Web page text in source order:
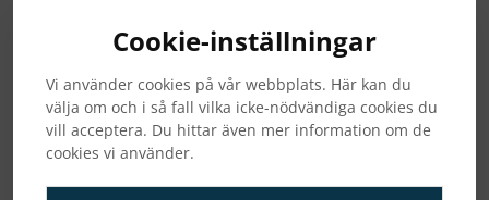
Regulatoriska pressmeddelanden
ARKIV
2026 2025 2024 2023 2022 2021
Cookie-inställningar
Vi använder cookies på vår webbplats. Här kan du
välja om och i så fall vilka icke-nödvändiga cookies du
vill acceptera. Du hittar även mer information om de
cookies vi använder.